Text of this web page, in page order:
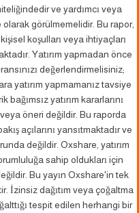
ve yardımcı veya
görülmemelidir. Bu rapor,
koşulları veya ihtiyaçları
Yatırım yapmadan önce
değerlendirmelisiniz;
yatırım yapmamanız tavsiye
yatırım kararlarını
öneri değildir. Bu raporda
açılarını yansıtmaktadır ve
değildir. Oxshare, yatırım
sahip oldukları için
Bu yayın Oxshare'in tek
İzinsiz dağıtım veya çoğaltma
tespit edilen herhangi bir